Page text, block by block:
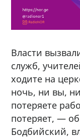
Власти
служб,
ходите на
ночь, ни вы,
потеряете
потеряет, —
Бодбийский,